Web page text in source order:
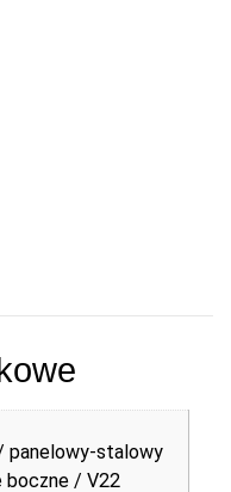
panelowy-stalowy
boczne / V22